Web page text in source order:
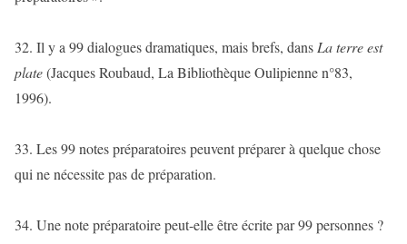
32. Il y a 99 dialogues dramatiques, mais brefs, dans La terre est
plate(Jacques Roubaud, La Bibliothèque Oulipienne n°83,
1996).
33. Les 99 notes préparatoires peuvent préparer à quelque chose
qui ne nécessite pas de préparation.
34. Une note préparatoire peut-elle être écrite par 99 personnes ?